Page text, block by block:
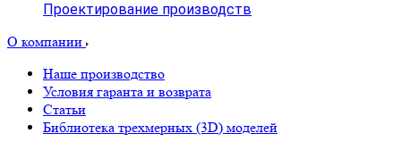
Проектирование производств
О компании
Наше производство
Условия гаранта и возврата
Статьи
Библиотека трехмерных (3D) моделей